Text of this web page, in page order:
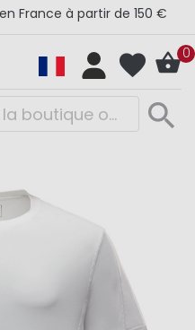
France à partir de 150 €
0